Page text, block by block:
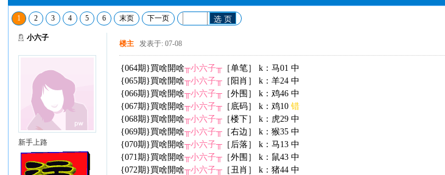
1 2 3 4 5 6 末页 下一页 选 页
小六子
新手上路
楼主 发表于: 07-08
{064期}買啥開啥╥小六子╥ ［单笔］ k：马01 中
{065期}買啥開啥╥小六子╥ ［阳肖］ k：羊24 中
{066期}買啥開啥╥小六子╥ ［外围］ k：鸡46 中
{067期}買啥開啥╥小六子╥ ［底码］ k：鸡10错
{068期}買啥開啥╥小六子╥ ［楼下］ k：虎29 中
{069期}買啥開啥╥小六子╥ ［右边］ k：猴35 中
{070期}買啥開啥╥小六子╥ ［后落］ k：马13 中
{071期}買啥開啥╥小六子╥ ［外围］ k：鼠43 中
{072期}買啥開啥╥小六子╥ ［丑肖］ k：猪44 中